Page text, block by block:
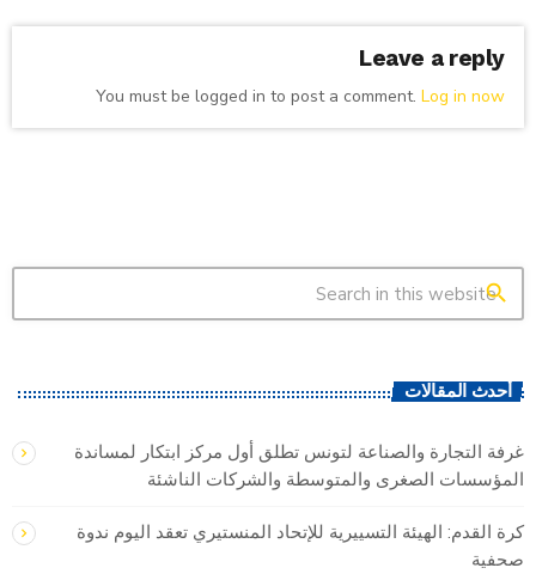
Leave a reply
You must be logged in to post a comment. Log in now
search
أحدث المقالات
غرفة التجارة والصناعة لتونس تطلق أول مركز ابتكار لمساندة
المؤسسات الصغرى والمتوسطة والشركات الناشئة
كرة القدم: الهيئة التسييرية للإتحاد المنستيري تعقد اليوم ندوة
صحفية